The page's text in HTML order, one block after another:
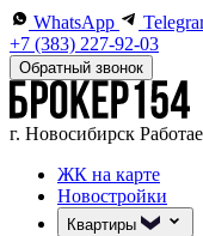
WhatsApp
+7 (383) 227-92-03
Обратный звонок
г. Новосибирск
ЖК на карте
Новостройки
Квартиры